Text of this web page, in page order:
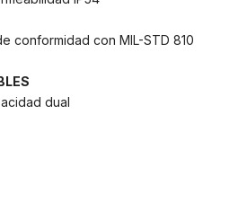
conformidad con MIL-STD 810
dual